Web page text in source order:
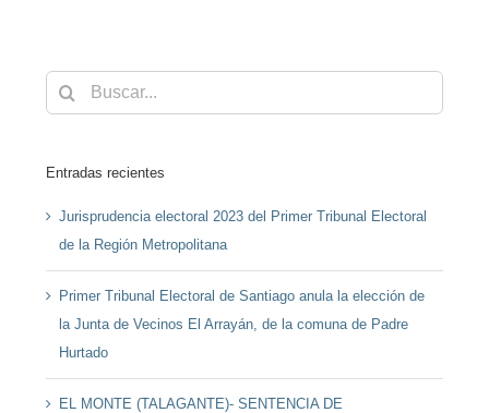
Buscar:
Entradas recientes
Jurisprudencia electoral 2023 del Primer Tribunal Electoral
de la Región Metropolitana
Primer Tribunal Electoral de Santiago anula la elección de
la Junta de Vecinos El Arrayán, de la comuna de Padre
Hurtado
EL MONTE (TALAGANTE)- SENTENCIA DE